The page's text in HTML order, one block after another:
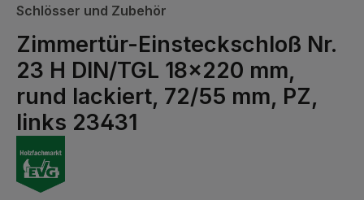
Schlösser und Zubehör
Zimmertür-Einsteckschloß Nr.
23 H DIN/TGL 18x220 mm,
rund lackiert, 72/55 mm, PZ,
links 23431